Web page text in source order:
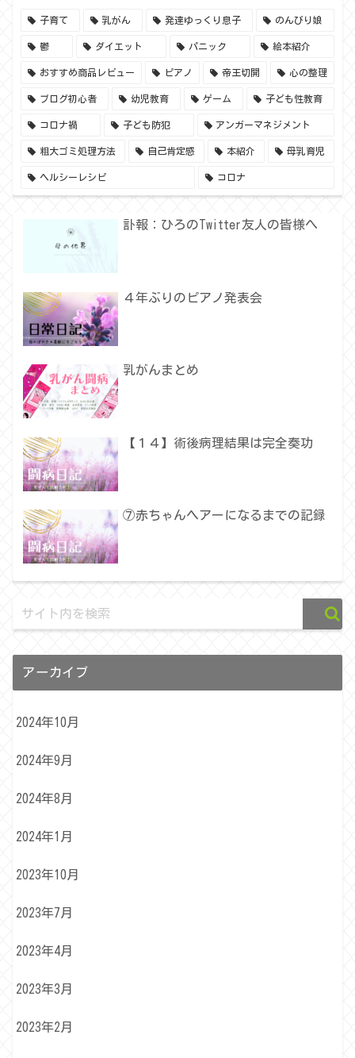
子育て 乳がん 発達ゆっくり息子 のんびり娘
鬱 ダイエット パニック 絵本紹介
おすすめ商品レビュー ピアノ 帝王切開 心の整理
ブログ初心者 幼児教育 ゲーム 子ども性教育
コロナ禍 子ども防犯 アンガーマネジメント
粗大ゴミ処理方法 自己肯定感 本紹介 母乳育児
ヘルシーレシピ コロナ
訃報：ひろのTwitter友人の皆様へ
４年ぶりのピアノ発表会
乳がんまとめ
【１４】術後病理結果は完全奏功
⑦赤ちゃんヘアーになるまでの記録
アーカイブ
2024年10月
2024年9月
2024年8月
2024年1月
2023年10月
2023年7月
2023年4月
2023年3月
2023年2月